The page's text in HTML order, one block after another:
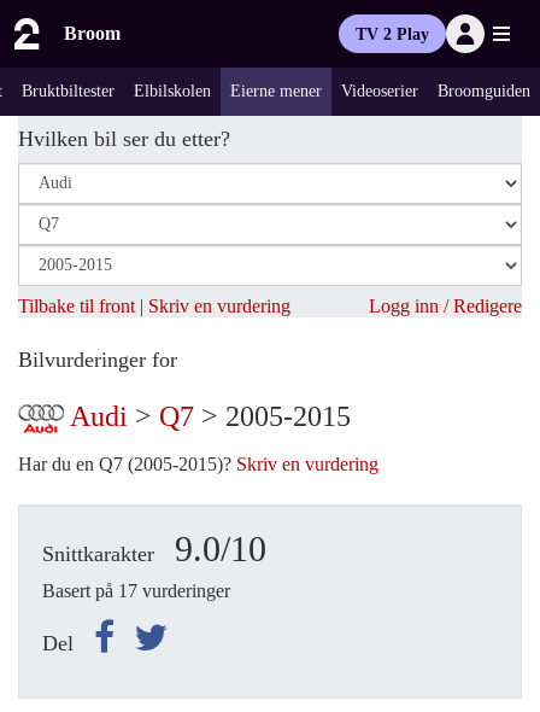
Broom TV 2 Play
Bruktbiltester Elbilskolen Eierne mener Videoserier Broomguiden
Hvilken bil ser du etter?
Tilbake til front | Skriv en vurdering Logg inn / Redigere
Bilvurderinger for
Audi > Q7 > 2005-2015
Har du en Q7 (2005-2015)? Skriv en vurdering
Snittkarakter 9.0/10
Basert på 17 vurderinger
Del